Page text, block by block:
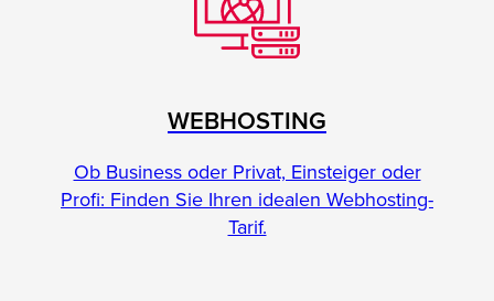
WEBHOSTING
Ob Business oder Privat, Einsteiger oder
Profi: Finden Sie Ihren idealen Webhosting-
Tarif.